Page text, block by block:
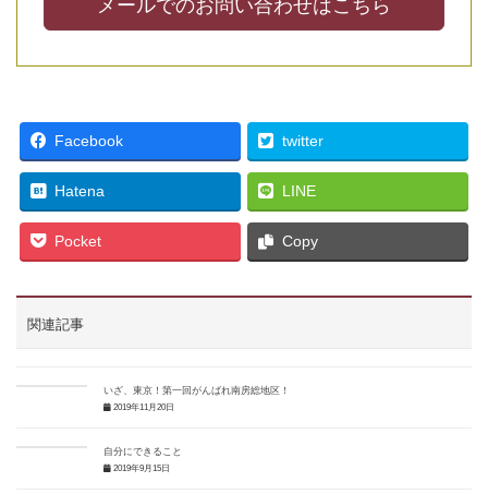
メールでのお問い合わせはこちら
Facebook twitter
Hatena LINE
Pocket Copy
関連記事
いざ、東京！第一回がんばれ南房総地区！
2019年11月20日
自分にできること
2019年9月15日